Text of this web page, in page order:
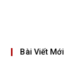
Bài Viết Mới